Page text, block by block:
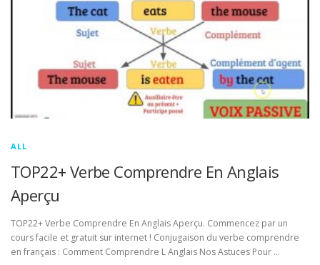
ALL
TOP22+ Verbe Comprendre En Anglais
Aperçu
TOP22+ Verbe Comprendre En Anglais Aperçu. Commencez par un
cours facile et gratuit sur internet ! Conjugaison du verbe comprendre
en français : Comment Comprendre L Anglais Nos Astuces Pour …